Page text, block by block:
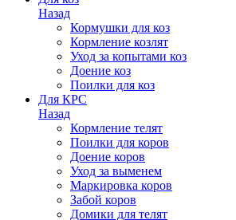
Назад
Кормушки для коз
Кормление козлят
Уход за копытами коз
Доение коз
Поилки для коз
Для КРС
Назад
Кормление телят
Поилки для коров
Доение коров
Уход за выменем
Маркировка коров
Забой коров
Домики для телят